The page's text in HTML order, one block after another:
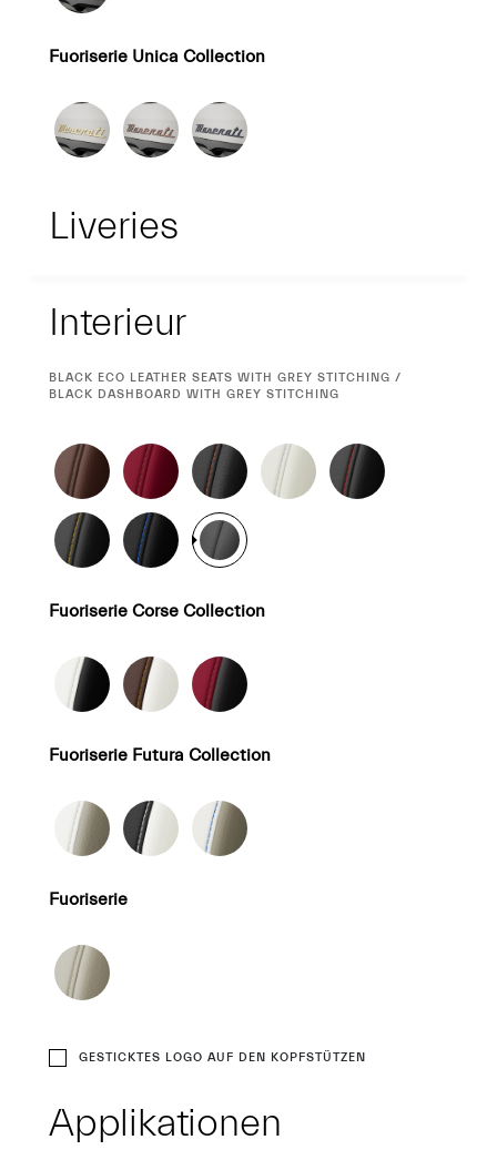
Fuoriserie Unica Collection
Liveries
Interieur
Interieur
CURRENT
SELECTION
BLACK ECO LEATHER SEATS WITH GREY STITCHING /
BLACK DASHBOARD WITH GREY STITCHING
Fuoriserie Corse Collection
Fuoriserie Futura Collection
Fuoriserie
GESTICKTES LOGO AUF DEN KOPFSTÜTZEN
Applikationen